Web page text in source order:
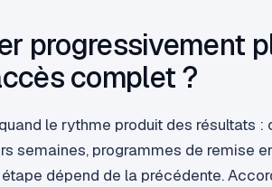
progressivement
complet ?
le rythme produit des résultats :
semaines, programmes de remise
dépend de la précédente.